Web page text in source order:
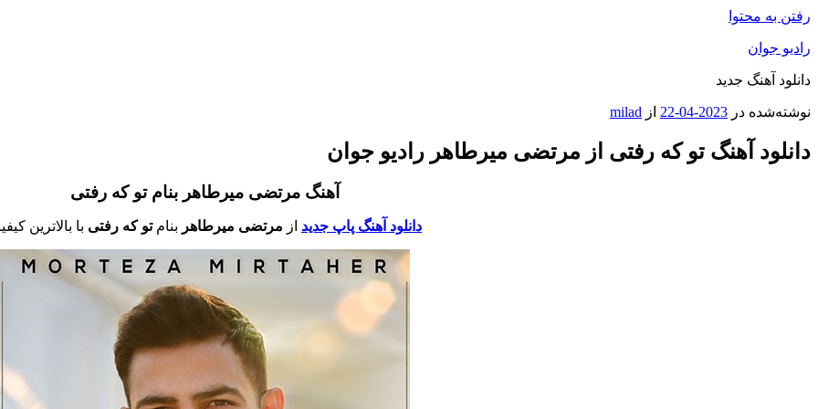
رفتن به محتوا
رادیو جوان
دانلود آهنگ جدید
نوشته‌شده در 2023-04-22 از milad
دانلود آهنگ تو که رفتی از مرتضی میرطاهر رادیو جوان
آهنگ مرتضی میرطاهر بنام تو که رفتی
دانلود آهنگ پاپ جدید از مرتضی میرطاهر بنامتو که رفتی با بالاترین